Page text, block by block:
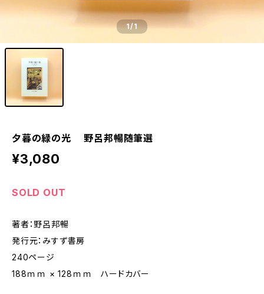
1/1
夕暮の緑の光 野呂邦暢随筆選
¥3,080
SOLD OUT
著者：野呂邦暢
発行元：みすず書房
240ページ
188ｍｍ × 128ｍｍ ハードカバー